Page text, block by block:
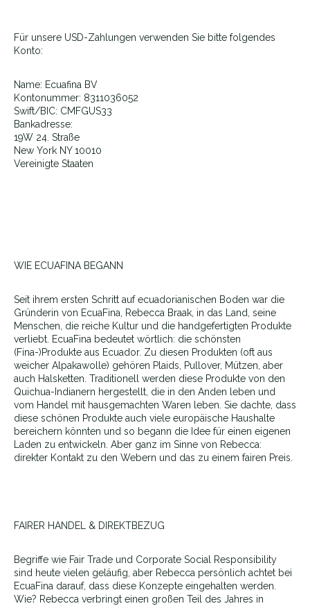
Für unsere USD-Zahlungen verwenden Sie bitte folgendes
Konto:
Name: Ecuafina BV
Kontonummer: 8311036052
Swift/BIC: CMFGUS33
Bankadresse:
19W 24. Straße
New York NY 10010
Vereinigte Staaten
WIE ECUAFINA BEGANN
Seit ihrem ersten Schritt auf ecuadorianischen Boden war die
Gründerin von EcuaFina, Rebecca Braak, in das Land, seine
Menschen, die reiche Kultur und die handgefertigten Produkte
verliebt. EcuaFina bedeutet wörtlich: die schönsten
(Fina-)Produkte aus Ecuador. Zu diesen Produkten (oft aus
weicher Alpakawolle) gehören Plaids, Pullover, Mützen, aber
auch Halsketten. Traditionell werden diese Produkte von den
Quichua-Indianern hergestellt, die in den Anden leben und
vom Handel mit hausgemachten Waren leben. Sie dachte, dass
diese schönen Produkte auch viele europäische Haushalte
bereichern könnten und so begann die Idee für einen eigenen
Laden zu entwickeln. Aber ganz im Sinne von Rebecca:
direkter Kontakt zu den Webern und das zu einem fairen Preis.
FAIRER HANDEL & DIREKTBEZUG
Begriffe wie Fair Trade und Corporate Social Responsibility
sind heute vielen geläufig, aber Rebecca persönlich achtet bei
EcuaFina darauf, dass diese Konzepte eingehalten werden.
Wie? Rebecca verbringt einen großen Teil des Jahres in